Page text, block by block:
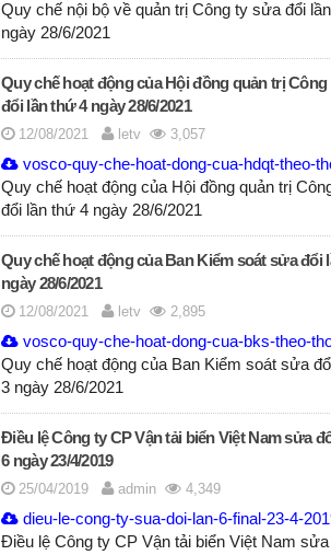
Quy chế nội bộ về quản trị Công ty sửa đổi
ngày 28/6/2021
Quy chế hoạt động của Hội đồng quản trị
đổi lần thứ 4 ngày 28/6/2021
12/08/2021 letv 3,057
vosco-quy-che-hoat-dong-cua-hdqt-theo-
Quy chế hoạt động của Hội đồng quản trị
đổi lần thứ 4 ngày 28/6/2021
Quy chế hoạt động của Ban Kiểm soát sửa đổi
ngày 28/6/2021
12/08/2021 letv 2,895
vosco-quy-che-hoat-dong-cua-bks-theo-
Quy chế hoạt động của Ban Kiểm soát sửa
3 ngày 28/6/2021
Điều lệ Công ty CP Vận tải biển Việt Nam sửa
6 ngày 23/4/2019
25/04/2019 admin 4,349
dieu-le-cong-ty-sua-doi-lan-6-final-23-4-
Điều lệ Công ty CP Vận tải biển Việt Nam sửa